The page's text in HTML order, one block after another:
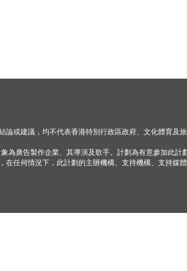
或建議，均不代表香港特別行政區政府、文化體育及旅
為廣告製作企業、其導演及歌手。計劃為有意參加此計
任何情況下，此計劃的主辦機構、支持機構、支持媒